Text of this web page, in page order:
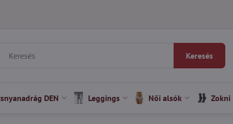
Keresés
DEN Leggings Női alsók Zokni